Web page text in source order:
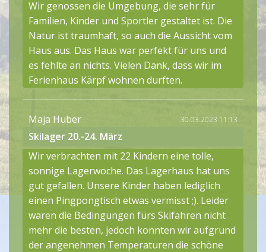
Wir genossen die Umgebung, die sehr für
Familien, Kinder und Sportler gestaltet ist. Die
Natur ist traumhaft, so auch die Aussicht vom
Haus aus. Das Haus war perfekt für uns und
es fehlte an nichts. Vielen Dank, dass wir im
Ferienhaus Kärpf wohnen durften.
30.03.2023 11:13
Maja Huber
Skilager 20.-24. März
Wir verbrachten mit 22 Kindern eine tolle,
sonnige Lagerwoche. Das Lagerhaus hat uns
gut gefallen. Unsere Kinder haben lediglich
einen Pingpongtisch etwas vermisst ;). Leider
waren die Bedingungen fürs Skifahren nicht
mehr die besten, jedoch konnten wir aufgrund
der angenehmen Temperaturen die schöne